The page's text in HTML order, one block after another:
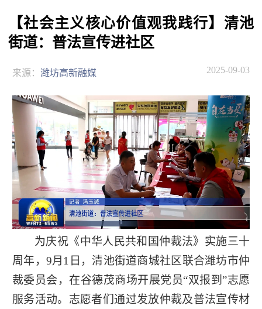
【社会主义核心价值观我践行】清池
街道：普法宣传进社区
来源： 潍坊高新融媒 2025-09-03
为庆祝《中华人民共和国仲裁法》实施三十
周年，9月1日，清池街道商城社区联合潍坊市仲
裁委员会，在谷德茂商场开展党员“双报到”志愿
服务活动。志愿者们通过发放仲裁及普法宣传材